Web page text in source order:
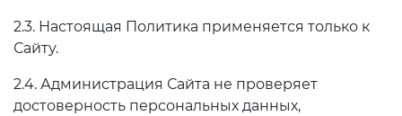
2.3. Настоящая Политика применяется только к
Сайту.
2.4. Администрация Сайта не проверяет
достоверность персональных данных,